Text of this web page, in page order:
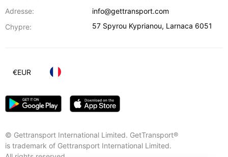
Adresse:
info@gettransport.com
Chypre:
57 Spyrou Kyprianou, Larnaca 6051
© Gettransport International Limited. GetTransport®
is trademark of Gettransport International Limited.
€EUR